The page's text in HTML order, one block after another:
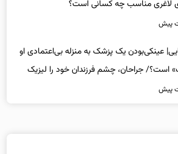
لاغری مناسب چه کسانی است؟
عینکی‌بودن یک پزشک به منزله بی‌اعتمادی او
است؟/ جراحان، چشم فرزندان خود را لیزیک